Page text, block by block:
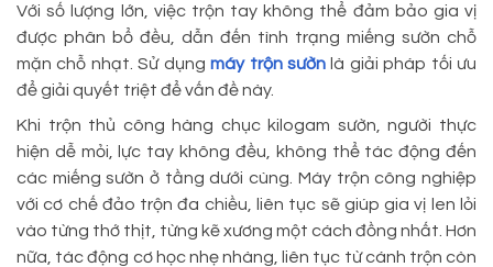
Với số lượng lớn, việc trộn tay không thể đảm bảo gia vị
được phân bổ đều, dẫn đến tình trạng miếng sườn chỗ
mặn chỗ nhạt. Sử dụngmáy trộn sườnlà giải pháp tối ưu
để giải quyết triệt để vấn đề này.
Khi trộn thủ công hàng chục kilogam sườn, người thực
hiện dễ mỏi, lực tay không đều, không thể tác động đến
các miếng sườn ở tầng dưới cùng. Máy trộn công nghiệp
với cơ chế đảo trộn đa chiều, liên tục sẽ giúp gia vị len lỏi
vào từng thớ thịt, từng kẽ xương một cách đồng nhất. Hơn
nữa, tác động cơ học nhẹ nhàng, liên tục từ cánh trộn còn